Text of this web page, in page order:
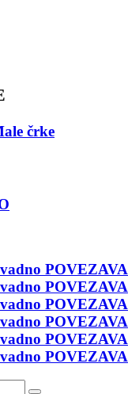
črke
POVEZAVA
POVEZAVA
POVEZAVA
POVEZAVA
POVEZAVA
POVEZAVA